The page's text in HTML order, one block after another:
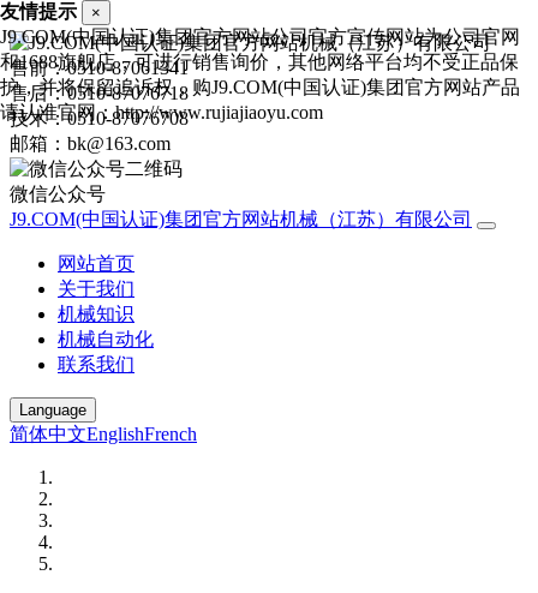
售前：0510-87061341
售后：0510-87076718
技术：0510-87076708
邮箱：bk@163.com
微信公众号
J9.COM(中国认证)集团官方网站机械（江苏）有限公司
网站首页
关于我们
机械知识
机械自动化
联系我们
Language
简体中文EnglishFrench
友情提示 ×
J9.COM(中国认证)集团官方网站公司官方宣传网站为公司官网
和1688旗舰店，可进行销售询价，其他网络平台均不受正品保
护，并将保留追诉权，购J9.COM(中国认证)集团官方网站产品
请认准官网：http://www.rujiajiaoyu.com